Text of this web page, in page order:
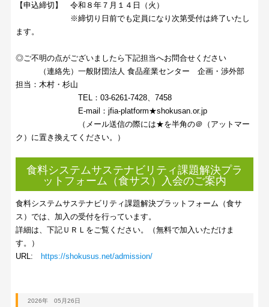
【申込締切】 令和８年７月１４日（火）
※締切り日前でも定員になり次第受付は終了いたし
ます。
◎ご不明の点がございましたら下記担当へお問合せください
（連絡先）一般財団法人 食品産業センター 企画・渉外部
担当：木村・杉山
TEL：03-6261-7428、7458
E-mail：jfia-platform★shokusan.or.jp
（メール送信の際には★を半角の＠（アットマー
ク）に置き換えてください。）
食料システムサステナビリティ課題解決プラ
ットフォーム（食サス）入会のご案内
食料システムサステナビリティ課題解決プラットフォーム（食サ
ス）では、加入の受付を行っています。
詳細は、下記ＵＲＬをご覧ください。（無料で加入いただけま
す。）
URL:
https://shokusus.net/admission/
2026年 05月26日